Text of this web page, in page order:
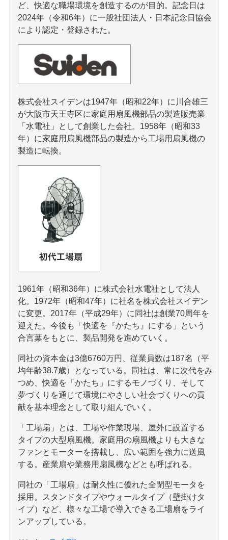
ど、快適な職場環境を創造するのが目的。記念日は
2024年（令和6年）に一般社団法人・日本記念日協会
により認定・登録された。
株式会社スイデンは1947年（昭和22年）に川合雄三
が大阪市天王寺区に家庭用扇風機部品の製造販売業
「水電社」として創業した会社。1958年（昭和33
年）に家庭用扇風機部品の製造から工場用扇風機の
製造に転換。
1961年（昭和36年）に株式会社水電社として法人
化。1972年（昭和47年）に社名を株式会社スイデン
に変更。2017年（平成29年）に同社は創業70周年を
迎えた。今後も「快適を『かたち』にする」という
合言葉をもとに、製品開発を進めていく。
同社の資本金は3億6760万円、従業員数は187名（平
均年齢38.7歳）となっている。同社は、常に次代をみ
つめ、快適を「かたち」にするモノづくり、そして
夢づくりを通じて環境にやさしい社会づくりへの貢
献を基本理念として取り組んでいく。
「工場扇」とは、工場や作業現場、屋外に設置する
タイプの大型扇風機。家庭用の扇風機よりも大きな
ファンとモーターを搭載し、広い範囲を強力に送風
する。産業扇や業務用扇風機などとも呼ばれる。
同社の「工場扇」は耐久性に優れた全閉型モータを
採用。スタンドタイプやウォールタイプ（壁掛けタ
イプ）など、様々な工場で導入できる工場扇をライ
ンアップしている。